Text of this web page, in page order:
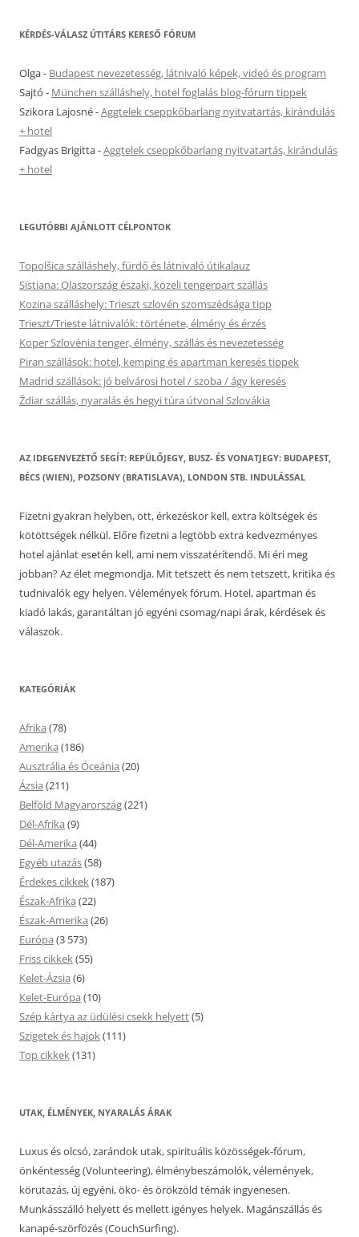
KÉRDÉS-VÁLASZ ÚTITÁRS KERESŐ FÓRUM
Olga- Budapest nevezetesség, látnivaló képek, videó és program
Sajtó - München szálláshely, hotel foglalás blog-fórum tippek
Szikora Lajosné-Aggtelek cseppkőbarlang nyitvatartás, kirándulás
+ hotel
Fadgyas Brigitta-Aggtelek cseppkőbarlang nyitvatartás, kirándulás
+ hotel
LEGUTÓBBI AJÁNLOTT CÉLPONTOK
Topolšica szálláshely, fürdő és látnivaló útikalauz
Sistiana: Olaszország északi, közeli tengerpart szállás
Kozina szálláshely: Trieszt szlovén szomszédsága tipp
Trieszt/Trieste látnivalók: története, élmény és érzés
Koper Szlovénia tenger, élmény, szállás és nevezetesség
Piran szállások: hotel, kemping és apartman keresés tippek
Madrid szállások: jó belvárosi hotel / szoba / ágy keresés
Ždiar szállás, nyaralás és hegyi túra útvonal Szlovákia
AZ IDEGENVEZETŐ SEGÍT: REPÜLŐJEGY, BUSZ- ÉS VONATJEGY: BUDAPEST,
BÉCS (WIEN), POZSONY (BRATISLAVA), LONDON STB. INDULÁSSAL
Fizetni gyakran helyben, ott, érkezéskor kell, extra költségek és
kötöttségek nélkül. Előre fizetni a legtöbb extra kedvezményes
hotel ajánlat esetén kell, ami nem visszatérítendő. Mi éri meg
jobban? Az élet megmondja. Mit tetszett és nem tetszett, kritika és
tudnivalók egy helyen. Vélemények fórum. Hotel, apartman és
kiadó lakás, garantáltan jó egyéni csomag/napi árak, kérdések és
válaszok.
KATEGÓRIÁK
Afrika (78)
Amerika (186)
Ausztrália és Óceánia (20)
Ázsia (211)
Belföld Magyarország(221)
Dél-Afrika (9)
Dél-Amerika (44)
Egyéb utazás(58)
Érdekes cikkek(187)
Észak-Afrika (22)
Észak-Amerika (26)
Európa (3 573)
Friss cikkek(55)
Kelet-Ázsia (6)
Kelet-Európa (10)
Szép kártya az üdülési csekk helyett(5)
Szigetek és hajok(111)
Top cikkek(131)
UTAK, ÉLMÉNYEK, NYARALÁS ÁRAK
Luxus és olcsó, zarándok utak, spirituális közösségek-fórum,
önkéntesség (Volunteering), élménybeszámolók, vélemények,
körutazás, új egyéni, öko- és örökzöld témák ingyenesen.
Munkásszálló helyett és mellett igényes helyek. Magánszállás és
kanapé-szörfözés (CouchSurfing).